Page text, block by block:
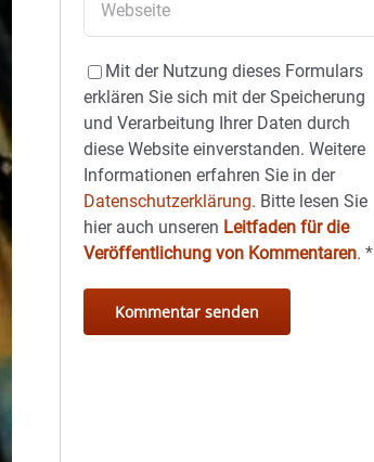
Mit der Nutzung dieses Formulars
erklären Sie sich mit der Speicherung
und Verarbeitung Ihrer Daten durch
diese Website einverstanden. Weitere
Informationen erfahren Sie in der
Datenschutzerklärung. Bitte lesen Sie
hier auch unseren Leitfaden für die
Veröffentlichung von Kommentaren.*